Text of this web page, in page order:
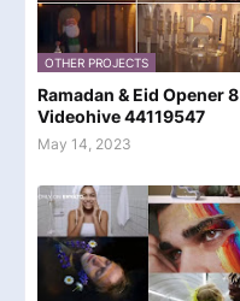
OTHER PROJECTS
Ramadan & Eid Opener 8
Videohive 44119547
May 14, 2023